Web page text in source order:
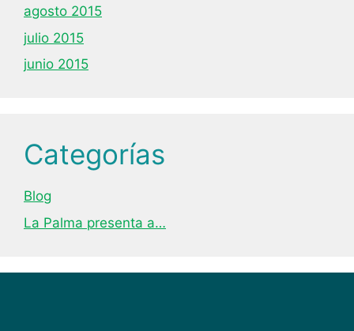
agosto 2015
julio 2015
junio 2015
Categorías
Blog
La Palma presenta a…